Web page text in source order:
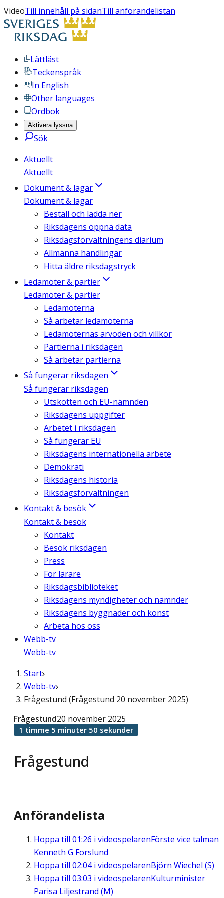
VideoTill innehåll på sidanTill anförandelistan
Lättläst
Teckenspråk
In English
Other languages
Ordbok
Aktivera lyssna
Sök
Aktuellt
Aktuellt
Dokument & lagar
Dokument & lagar
Beställ och ladda ner
Riksdagens öppna data
Riksdagsförvaltningens diarium
Allmänna handlingar
Hitta äldre riksdagstryck
Ledamöter & partier
Ledamöter & partier
Ledamöterna
Så arbetar ledamöterna
Ledamöternas arvoden och villkor
Partierna i riksdagen
Så arbetar partierna
Så fungerar riksdagen
Så fungerar riksdagen
Utskotten och EU-nämnden
Riksdagens uppgifter
Arbetet i riksdagen
Så fungerar EU
Riksdagens internationella arbete
Demokrati
Riksdagens historia
Riksdagsförvaltningen
Kontakt & besök
Kontakt & besök
Kontakt
Besök riksdagen
Press
För lärare
Riksdagsbiblioteket
Riksdagens myndigheter och nämnder
Riksdagens byggnader och konst
Arbeta hos oss
Webb-tv
Webb-tv
Start
Webb-tv
Frågestund (Frågestund 20 november 2025)
Frågestund
Frågestund20 november 2025
1 timme 5 minuter 50 sekunder
Anförandelista
Hoppa till 01:26 i videospelarenFörste vice talman
Kenneth G Forslund
Hoppa till 02:04i videospelarenBjörn Wiechel (S)
Hoppa till 03:03 i videospelarenKulturminister
Parisa Liljestrand (M)